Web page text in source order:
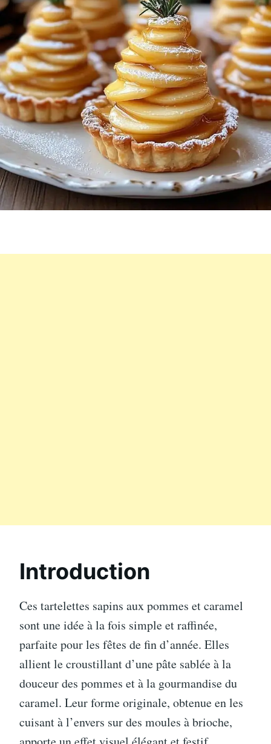
Introduction
Ces tartelettes sapins aux pommes et caramel
sont une idée à la fois simple et raffinée,
parfaite pour les fêtes de fin d’année. Elles
allient le croustillant d’une pâte sablée à la
douceur des pommes et à la gourmandise du
caramel. Leur forme originale, obtenue en les
cuisant à l’envers sur des moules à brioche,